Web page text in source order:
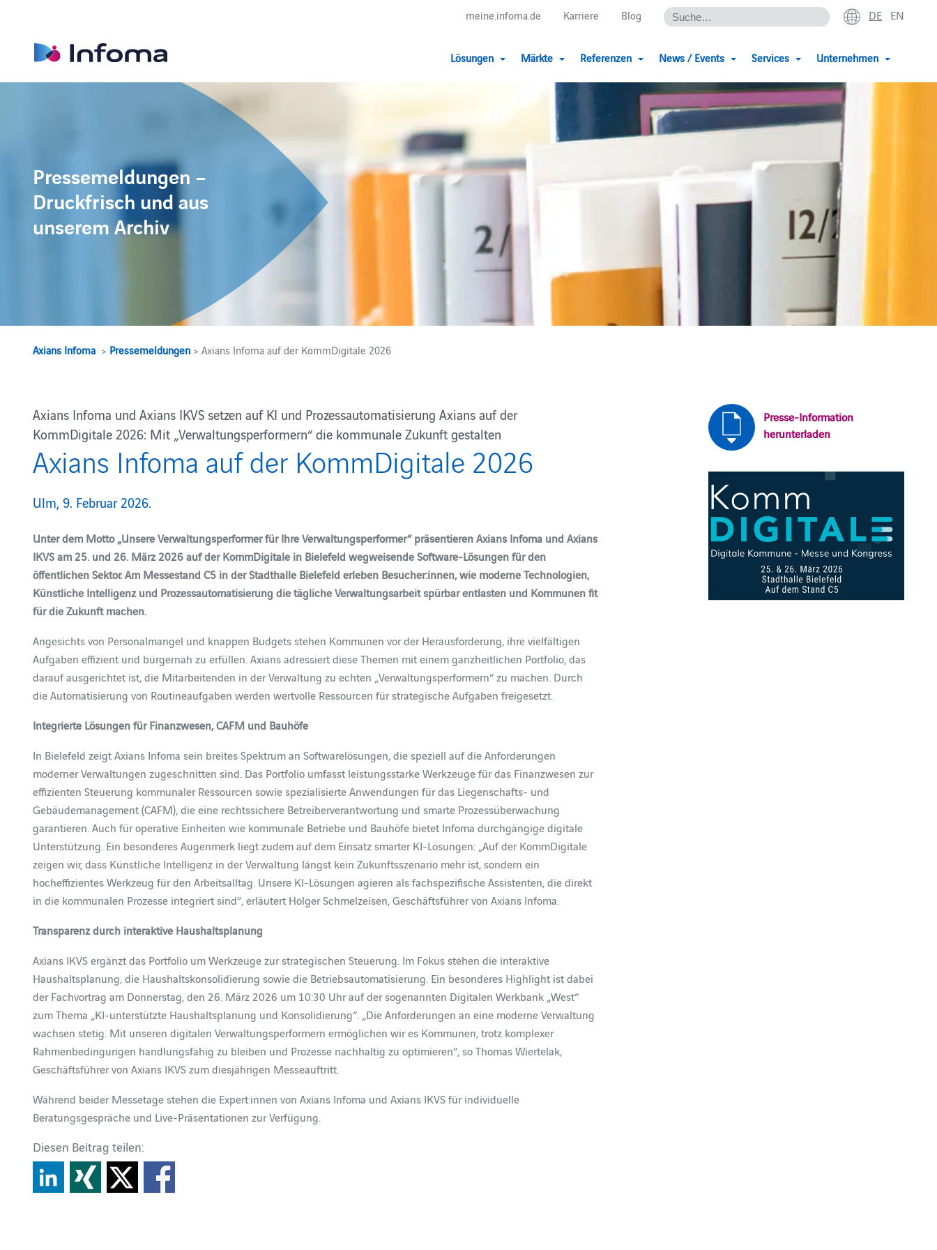
meine.infoma.de Karriere Blog DE EN
Lösungen Märkte Referenzen News / Events Services Unternehmen
Pressemeldungen –
Druckfrisch und aus
unserem Archiv
Axians Infoma > Pressemeldungen > Axians Infoma auf der KommDigitale 2026
Axians Infoma und Axians IKVS setzen auf KI und Prozessautomatisierung Axians auf der
KommDigitale 2026: Mit „Verwaltungsperformern“ die kommunale Zukunft gestalten
Axians Infoma auf der KommDigitale 2026
Ulm, 9. Februar 2026.
Unter dem Motto „Unsere Verwaltungsperformer für Ihre Verwaltungsperformer“ präsentieren Axians Infoma und Axians
IKVS am 25. und 26. März 2026 auf der KommDigitale in Bielefeld wegweisende Software-Lösungen für den
öffentlichen Sektor. Am Messestand C5 in der Stadthalle Bielefeld erleben Besucher:innen, wie moderne Technologien,
Künstliche Intelligenz und Prozessautomatisierung die tägliche Verwaltungsarbeit spürbar entlasten und Kommunen fit
für die Zukunft machen.
Angesichts von Personalmangel und knappen Budgets stehen Kommunen vor der Herausforderung, ihre vielfältigen
Aufgaben effizient und bürgernah zu erfüllen. Axians adressiert diese Themen mit einem ganzheitlichen Portfolio, das
darauf ausgerichtet ist, die Mitarbeitenden in der Verwaltung zu echten „Verwaltungsperformern“ zu machen. Durch
die Automatisierung von Routineaufgaben werden wertvolle Ressourcen für strategische Aufgaben freigesetzt.
Integrierte Lösungen für Finanzwesen, CAFM und Bauhöfe
In Bielefeld zeigt Axians Infoma sein breites Spektrum an Softwarelösungen, die speziell auf die Anforderungen
moderner Verwaltungen zugeschnitten sind. Das Portfolio umfasst leistungsstarke Werkzeuge für das Finanzwesen zur
effizienten Steuerung kommunaler Ressourcen sowie spezialisierte Anwendungen für das Liegenschafts- und
Gebäudemanagement (CAFM), die eine rechtssichere Betreiberverantwortung und smarte Prozessüberwachung
garantieren. Auch für operative Einheiten wie kommunale Betriebe und Bauhöfe bietet Infoma durchgängige digitale
Unterstützung. Ein besonderes Augenmerk liegt zudem auf dem Einsatz smarter KI-Lösungen: „Auf der KommDigitale
zeigen wir, dass Künstliche Intelligenz in der Verwaltung längst kein Zukunftsszenario mehr ist, sondern ein
hocheffizientes Werkzeug für den Arbeitsalltag. Unsere KI-Lösungen agieren als fachspezifische Assistenten, die direkt
in die kommunalen Prozesse integriert sind“, erläutert Holger Schmelzeisen, Geschäftsführer von Axians Infoma.
Transparenz durch interaktive Haushaltsplanung
Axians IKVS ergänzt das Portfolio um Werkzeuge zur strategischen Steuerung. Im Fokus stehen die interaktive
Haushaltsplanung, die Haushaltskonsolidierung sowie die Betriebsautomatisierung. Ein besonderes Highlight ist dabei
der Fachvortrag am Donnerstag, den 26. März 2026 um 10:30 Uhr auf der sogenannten Digitalen Werkbank „West“
zum Thema „KI-unterstützte Haushaltsplanung und Konsolidierung“. „Die Anforderungen an eine moderne Verwaltung
wachsen stetig. Mit unseren digitalen Verwaltungsperformern ermöglichen wir es Kommunen, trotz komplexer
Rahmenbedingungen handlungsfähig zu bleiben und Prozesse nachhaltig zu optimieren“, so Thomas Wiertelak,
Geschäftsführer von Axians IKVS zum diesjährigen Messeauftritt.
Während beider Messetage stehen die Expert:innen von Axians Infoma und Axians IKVS für individuelle
Beratungsgespräche und Live-Präsentationen zur Verfügung.
Diesen Beitrag teilen:
Presse-Information
herunterladen